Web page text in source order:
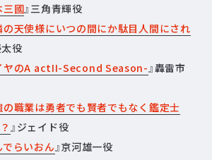
三國』三角青輝役
の天使様にいつの間にか駄目人間にされ
太役
ヤのA actII-Second Season- 』轟雷市
の職業は勇者でも賢者でもなく鑑定士
』ジェイド役
でらいおん 』京河雄一役